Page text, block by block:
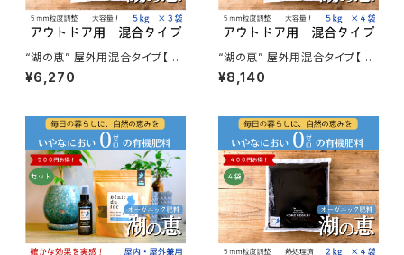
“湖の恵” 屋外用混合タイプ【３
袋セット】
¥6,270
“湖の恵” 屋外用混合タイプ【４
袋セット】
¥8,140